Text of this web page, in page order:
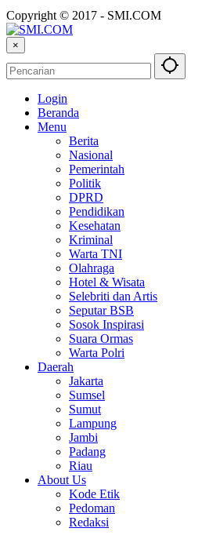
Copyright © 2017 - SMI.COM
×
Login
Beranda
Menu
Berita
Nasional
Pemerintah
Politik
DPRD
Pendidikan
Kesehatan
Kriminal
Warta TNI
Olahraga
Hotel & Wisata
Selebriti dan Artis
Seputar BSB
Sosok Inspirasi
Suara Ormas
Warta Polri
Daerah
Jakarta
Sumsel
Sumut
Lampung
Jambi
Padang
Riau
About Us
Kode Etik
Pedoman
Redaksi